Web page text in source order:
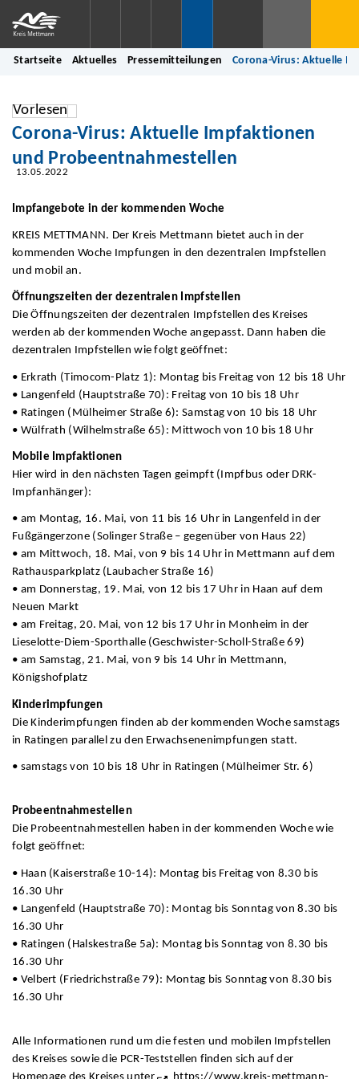
Startseite Aktuelles Pressemitteilungen Corona-Virus: Aktuelle
Vorlesen
Corona-Virus: Aktuelle Impfaktionen
und Probeentnahmestellen
13.05.2022
Impfangebote in der kommenden Woche
KREIS METTMANN. Der Kreis Mettmann bietet auch in der
kommenden Woche Impfungen in den dezentralen Impfstellen
und mobil an.
Öffnungszeiten der dezentralen Impfstellen
Die Öffnungszeiten der dezentralen Impfstellen des Kreises
werden ab der kommenden Woche angepasst. Dann haben die
dezentralen Impfstellen wie folgt geöffnet:
• Erkrath (Timocom-Platz 1): Montag bis Freitag von 12 bis 18 Uhr
• Langenfeld (Hauptstraße 70): Freitag von 10 bis 18 Uhr
• Ratingen (Mülheimer Straße 6): Samstag von 10 bis 18 Uhr
• Wülfrath (Wilhelmstraße 65): Mittwoch von 10 bis 18 Uhr
Mobile Impfaktionen
Hier wird in den nächsten Tagen geimpft (Impfbus oder DRK-
Impfanhänger):
• am Montag, 16. Mai, von 11 bis 16 Uhr in Langenfeld in der
Fußgängerzone (Solinger Straße – gegenüber von Haus 22)
• am Mittwoch, 18. Mai, von 9 bis 14 Uhr in Mettmann auf dem
Rathausparkplatz (Laubacher Straße 16)
• am Donnerstag, 19. Mai, von 12 bis 17 Uhr in Haan auf dem
Neuen Markt
• am Freitag, 20. Mai, von 12 bis 17 Uhr in Monheim in der
Lieselotte-Diem-Sporthalle (Geschwister-Scholl-Straße 69)
• am Samstag, 21. Mai, von 9 bis 14 Uhr in Mettmann,
Königshofplatz
Kinderimpfungen
Die Kinderimpfungen finden ab der kommenden Woche samstags
in Ratingen parallel zu den Erwachsenenimpfungen statt.
• samstags von 10 bis 18 Uhr in Ratingen (Mülheimer Str. 6)
Probeentnahmestellen
Die Probeentnahmestellen haben in der kommenden Woche wie
folgt geöffnet:
• Haan (Kaiserstraße 10-14): Montag bis Freitag von 8.30 bis
16.30 Uhr
• Langenfeld (Hauptstraße 70): Montag bis Sonntag von 8.30 bis
16.30 Uhr
• Ratingen (Halskestraße 5a): Montag bis Sonntag von 8.30 bis
16.30 Uhr
• Velbert (Friedrichstraße 79): Montag bis Sonntag von 8.30 bis
16.30 Uhr
Alle Informationen rund um die festen und mobilen Impfstellen
des Kreises sowie die PCR-Teststellen finden sich auf der